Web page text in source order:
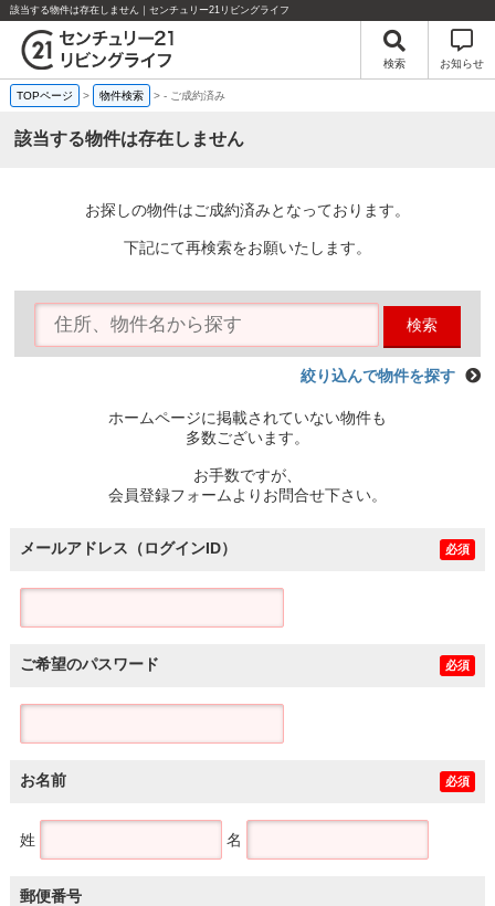
該当する物件は存在しません｜センチュリー21リビングライフ
検索 お知らせ
TOPページ > 物件検索 >- ご成約済み
該当する物件は存在しません
お探しの物件はご成約済みとなっております。
下記にて再検索をお願いたします。
検索
絞り込んで物件を探す
ホームページに掲載されていない物件も
多数ございます。
お手数ですが、
会員登録フォームよりお問合せ下さい。
メールアドレス（ログインID） 必須
ご希望のパスワード 必須
お名前 必須
姓 名
郵便番号